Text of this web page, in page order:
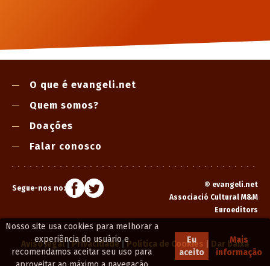
Nosso site usa cookies para melhorar a
experiência do usuário e
recomendamos aceitar seu uso para
Eu
aceito
Mais
informação
O que é evangeli.net
Quem somos?
Doações
Falar conosco
Segue-nos no: © evangeli.net
Associació Cultural M&M
Euroeditors
Aviso legal|Privacidade|Política de Cookies Dar baixa